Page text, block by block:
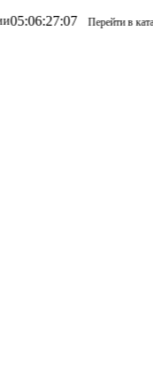
06:27:07 Перейти в каталог